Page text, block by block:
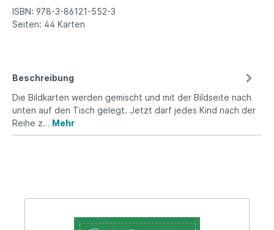
ISBN: 978-3-86121-552-3
Seiten: 44 Karten
Beschreibung
Die Bildkarten werden gemischt und mit der Bildseite nach
unten auf den Tisch gelegt. Jetzt darf jedes Kind nach der
Reihe z… Mehr